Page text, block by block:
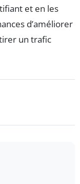
et en les
d’améliorer
un trafic